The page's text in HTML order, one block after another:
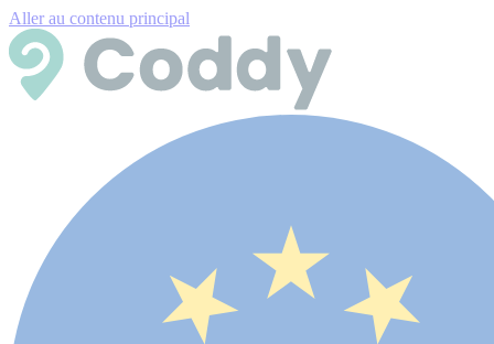
Aller au contenu principal